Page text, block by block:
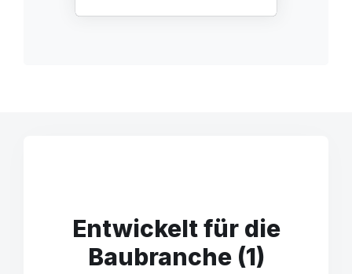
Entwickelt für die
Baubranche (1)